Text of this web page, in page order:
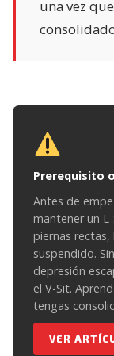
una vez
Prerequisito
Antes de
mantener un
piernas
suspendido.
depresión
el V-Sit.
tengas
VER